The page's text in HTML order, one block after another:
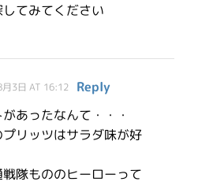
てみてください
3日 AT 16:12
Reply
あったなんて・・・
リッツはサラダ味が好
隊もののヒーローって